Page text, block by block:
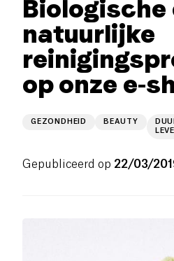
Biologische
natuurlijke
op onze e-
GEZONDHEID BEAUTY
Gepubliceerd op 22/03/